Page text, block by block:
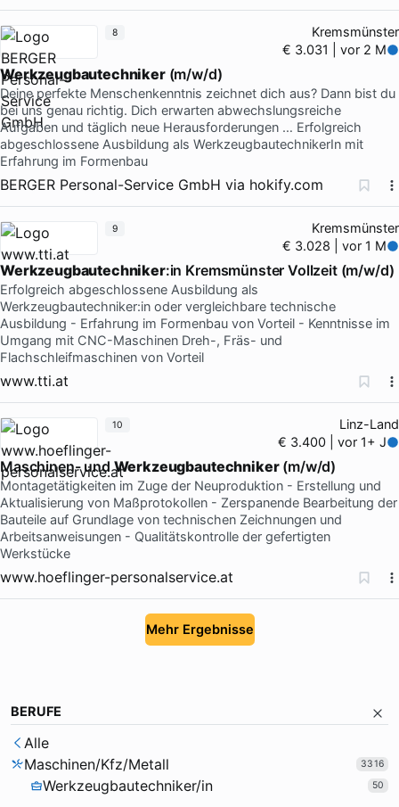
Kremsmünster
€ 3.031 | vor 2 M
Werkzeugbautechniker(m/w/d)
Deine perfekte Menschenkenntnis zeichnet dich aus? Dann bist du
bei uns genau richtig. Dich erwarten abwechslungsreiche
Aufgaben und täglich neue Herausforderungen … Erfolgreich
abgeschlossene Ausbildung als WerkzeugbautechnikerIn mit
Erfahrung im Formenbau
BERGER Personal-Service GmbH via hokify.com
8
Kremsmünster
€ 3.028 | vor 1 M
Werkzeugbautechniker:in Kremsmünster Vollzeit (m/w/d)
Erfolgreich abgeschlossene Ausbildung als
Werkzeugbautechniker:in oder vergleichbare technische
Ausbildung - Erfahrung im Formenbau von Vorteil - Kenntnisse im
Umgang mit CNC-Maschinen Dreh-, Fräs- und
Flachschleifmaschinen von Vorteil
www.tti.at
9
Linz-Land
€ 3.400 | vor 1+ J
Maschinen- undWerkzeugbautechniker(m/w/d)
Montagetätigkeiten im Zuge der Neuproduktion - Erstellung und
Aktualisierung von Maßprotokollen - Zerspanende Bearbeitung der
Bauteile auf Grundlage von technischen Zeichnungen und
Arbeitsanweisungen - Qualitätskontrolle der gefertigten
Werkstücke
www.hoeflinger-personalservice.at
10
Mehr Ergebnisse
BERUFE
Alle
Maschinen/Kfz/Metall
3316
Werkzeugbautechniker/in 50